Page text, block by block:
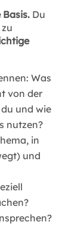
Basis.Du
Was
von der
und wie
nutzen?
in
und